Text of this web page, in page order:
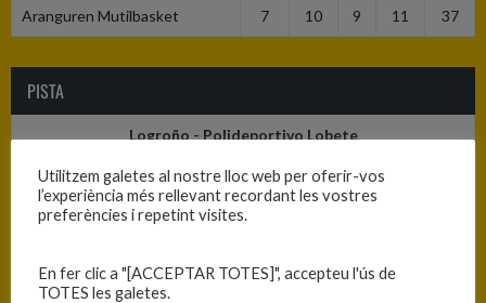
Aranguren Mutilbasket 7 10 9 11 37
PISTA
Logroño - Polideportivo Lobete
Utilitzem galetes al nostre lloc web per oferir-vos
l’experiència més rellevant recordant les vostres
preferències i repetint visites.
En fer clic a "[ACCEPTAR TOTES]", accepteu l'ús de
TOTES les galetes.